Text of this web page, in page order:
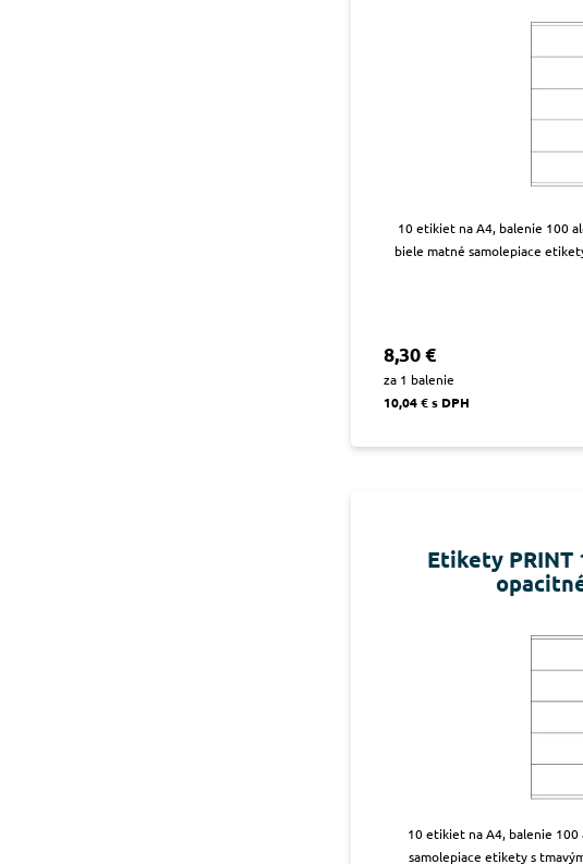
10 etikiet na A4, balenie 100
biele matné samolepiace
8,30 €
za 1 balenie
10,04 € s DPH
Etikety PRINT
10 etikiet na A4, balenie
samolepiace etikety s